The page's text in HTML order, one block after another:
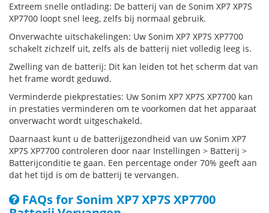
Extreem snelle ontlading: De batterij van de Sonim XP7 XP7S
XP7700 loopt snel leeg, zelfs bij normaal gebruik.
Onverwachte uitschakelingen: Uw Sonim XP7 XP7S XP7700
schakelt zichzelf uit, zelfs als de batterij niet volledig leeg is.
Zwelling van de batterij: Dit kan leiden tot het scherm dat van
het frame wordt geduwd.
Verminderde piekprestaties: Uw Sonim XP7 XP7S XP7700 kan
in prestaties verminderen om te voorkomen dat het apparaat
onverwacht wordt uitgeschakeld.
Daarnaast kunt u de batterijgezondheid van uw Sonim XP7
XP7S XP7700 controleren door naar Instellingen > Batterij >
Batterijconditie te gaan. Een percentage onder 70% geeft aan
dat het tijd is om de batterij te vervangen.
FAQs for Sonim XP7 XP7S XP7700